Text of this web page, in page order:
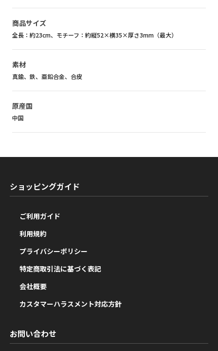
商品サイズ
全長：約23cm、モチーフ：約縦52×横35×厚さ3mm（最大）
素材
真鍮、鉄、亜鉛合金、合皮
原産国
中国
ショッピングガイド
ご利用ガイド
利用規約
プライバシーポリシー
特定商取引法に基づく表記
会社概要
カスタマーハラスメント対応方針
お問い合わせ